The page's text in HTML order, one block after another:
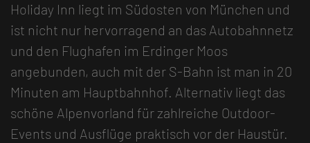
Holiday Inn liegt im Südosten von München und
ist nicht nur hervorragend an das Autobahnnetz
und den Flughafen im Erdinger Moos
angebunden, auch mit der S-Bahn ist man in 20
Minuten am Hauptbahnhof. Alternativ liegt das
schöne Alpenvorland für zahlreiche Outdoor-
Events und Ausflüge praktisch vor der Haustür.